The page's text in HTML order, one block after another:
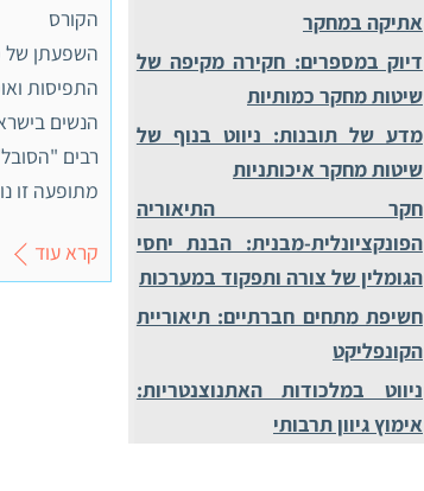
השפעתן של
התפיסות
הנשים
מתופעה זו
קרא עוד
אתיקה במחקר
דיוק במספרים: חקירה מקיפה של
שיטות מחקר כמותיות
מדע של תובנות: ניווט בנוף של
שיטות מחקר איכותניות
חקר התיאוריה
הפונקציונלית-מבנית: הבנת יחסי
הגומלין של צורה ותפקוד במערכות
חשיפת מתחים חברתיים: תיאוריית
הקונפליקט
ניווט במלכודות האתנוצנטריות:
אימוץ גיוון תרבותי